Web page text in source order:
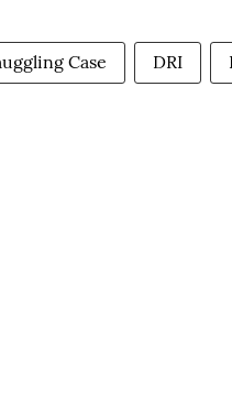
Case DRI